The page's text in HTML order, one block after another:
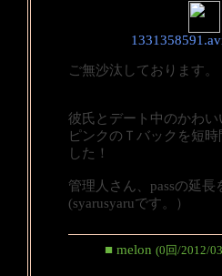
ご無沙汰しております。
彼氏とデート中のかわい
ピンクのＴバックを短
した！
管理人さん、passの延長
(syarusyaruです。）
■ melon (0回/2012/